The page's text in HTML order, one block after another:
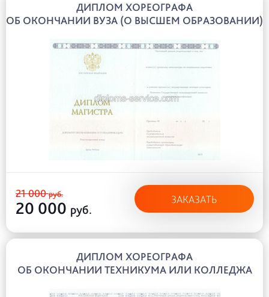
ДИПЛОМ ХОРЕОГРАФА
ОБ ОКОНЧАНИИ ВУЗА (О ВЫСШЕМ ОБРАЗОВАНИИ)
21 000руб.
20 000 руб.
ЗАКАЗАТЬ
ДИПЛОМ ХОРЕОГРАФА
ОБ ОКОНЧАНИИ ТЕХНИКУМА ИЛИ КОЛЛЕДЖА